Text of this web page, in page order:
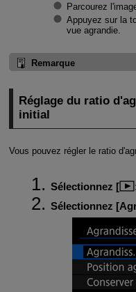
Parcourez
Appuyez sur la
vue agrandie.
Remarque
Réglage du ratio
initial
Vous pouvez régler le ratio
Sélectionnez [
Sélectionnez [